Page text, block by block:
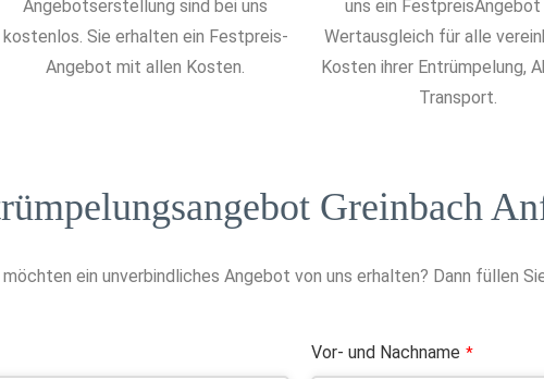
Angebotserstellung sind bei uns
kostenlos. Sie erhalten ein Festpreis-
Angebot mit allen Kosten.
uns ein
Wertausgleich für alle
Kosten ihrer Entrümpelung,
Transport.
Greinbach
möchten ein unverbindliches Angebot von uns erhalten? Dann füllen
Vor- und Nachname *